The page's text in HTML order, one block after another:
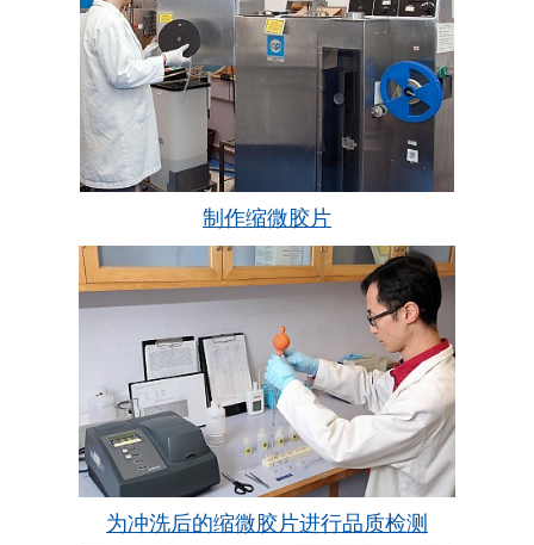
制作缩微胶片
为冲洗后的缩微胶片进行品质检测